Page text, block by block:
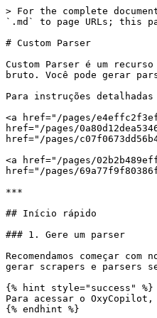
> For the complete documentation index, see [llms.txt](https://developers.oxylabs.io/llms.txt). Markdown versions of documentation pages are available by appending `.md` to page URLs; this page is available as [Markdown](https://developers.oxylabs.io/products/pt-br/web-scraper-api/features/custom-parser.md).

# Custom Parser

Custom Parser é um recurso gratuito do Web Scraper API que permite que você **crie lógica de parsing e processamento de dados** que é executada em um resultado HTML bruto. Você pode gerar parsers automaticamente usando IA ou escrevê-los manualmente para cenários avançados.

Para instruções detalhadas e exemplos, consulte estas páginas:

<a href="/pages/e4effc2f3ef89ce68c74e1a51446def4677dfb4a" class="button secondary" data-icon="flag-checkered">Como começar</a>  <a href="/pages/0a80d12dea5346dd06a78be3f06e88c705102ea0" class="button secondary" data-icon="brain-circuit">Gerando parsers via API</a>  <a href="/pages/c07f0673dd56b4b7dfb67b056f1a4da58cf9cbc6" class="button secondary" data-icon="layer-group">Predefinições de Parser</a>

<a href="/pages/02b2b489eff8a902553141a34b78a27933c82196" class="button secondary" data-icon="code">Escrevendo instruções manualmente</a>  <a href="/pages/69a77f9f80386f5349af2e7706811cf2b108609a" class="button secondary" data-icon="list-ul">Lista de funções de parsing</a>

***

## Início rápido

### 1. Gere um parser

Recomendamos começar com nossa ferramenta com IA, [**OxyCopilot**](/products/pt-br/web-scraper-api/web-scraper-